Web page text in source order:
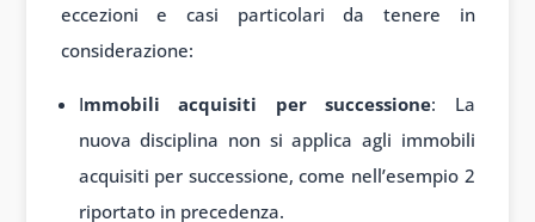
eccezioni e casi particolari da tenere in
considerazione:
Immobili acquisiti per successione: La
nuova disciplina non si applica agli immobili
acquisiti per successione, come nell’esempio 2
riportato in precedenza.